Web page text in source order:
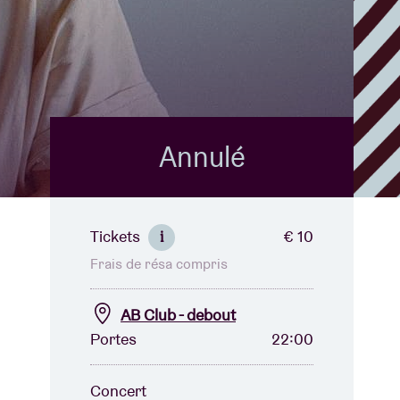
Annulé
Tickets i € 10
Frais de résa compris
AB Club - debout
Portes
22:00
Concert